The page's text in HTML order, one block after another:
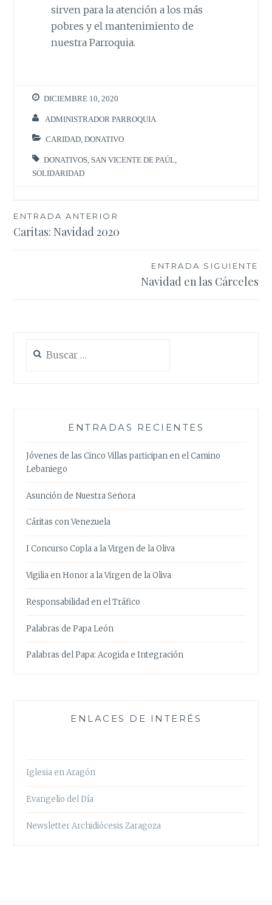
sirven para la atención a los más
pobres y el mantenimiento de
nuestra Parroquia.
DICIEMBRE 10, 2020
ADMINISTRADOR PARROQUIA
CARIDAD ,DONATIVO
DONATIVOS SAN VICENTE DE PAÚL
SOLIDARIDAD
Navegación
de
ENTRADA ANTERIOR
Caritas: Navidad 2020
ENTRADA SIGUIENTE
Navidad en las Cárceles
ENTRADAS RECIENTES
Jóvenes de las Cinco Villas participan en el Camino
Lebaniego
Asunción de Nuestra Señora
Cáritas con Venezuela
I Concurso Copla a la Virgen de la Oliva
Vigilia en Honor a la Virgen de la Oliva
Responsabilidad en el Tráfico
Palabras de Papa León
Palabras del Papa: Acogida e Integración
ENLACES DE INTERÉS
Iglesia en Aragón
Evangelio del Día
Newsletter Archidiócesis Zaragoza